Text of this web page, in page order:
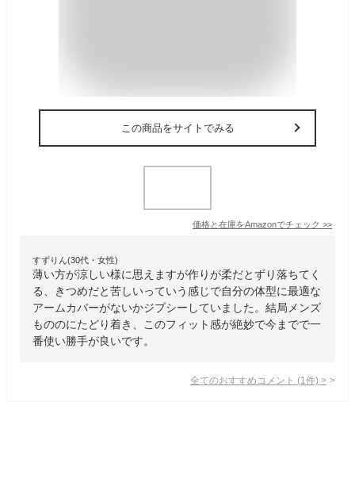
この商品をサイトでみる
価格と在庫をAmazonでチェック >>
すずりん(30代・女性)
薄い方が涼しい様に思えますが作りが柔だとずり落ちてく
る、きつめだと苦しいっていう感じで自分の体型に最適な
アームカバーがないかジプシーしていました。結局メンズ
もののにたどり着き、このフィット感が絶妙で今までで一
番使い勝手が良いです。
全てのおすすめコメント (1 件) >